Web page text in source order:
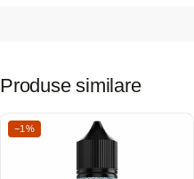
Produse similare
−1%